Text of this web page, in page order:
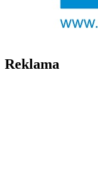
Reklama